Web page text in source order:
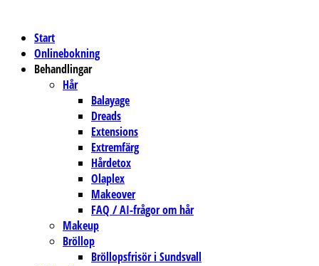
Start
Onlinebokning
Behandlingar
Hår
Balayage
Dreads
Extensions
Extremfärg
Hårdetox
Olaplex
Makeover
FAQ / AI-frågor om hår
Makeup
Bröllop
Bröllopsfrisör i Sundsvall